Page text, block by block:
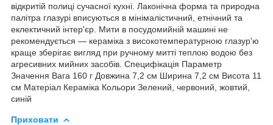
відкритій полиці сучасної кухні. Лаконічна форма та природна
палітра глазурі вписуються в мінімалістичний, етнічний та
еклектичний інтер'єр. Мити в посудомийній машині не
рекомендується — кераміка з високотемпературною глазур'ю
краще зберігає вигляд при ручному митті теплою водою без
агресивних мийних засобів. Специфікація Параметр
Значення Вага 160 г Довжина 7,2 см Ширина 7,2 см Висота 11
см Матеріал Кераміка Кольори Зелений, червоний, жовтий,
синій
Приховати